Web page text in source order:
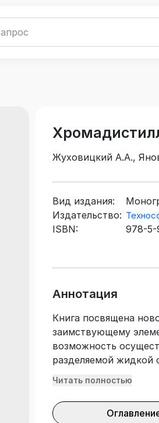
Жуховицкий А.А.,
Вид издания:
Издательство:
ISBN: 978-5-
Аннотация
Книга посвящена
заимствующему
возможность
разделяемой жидкой
температуры вдоль
приводится
хроматографии,
Читать полностью